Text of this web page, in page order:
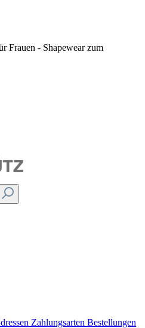
Frauen - Shapewear zum
Zahlungsarten Bestellungen